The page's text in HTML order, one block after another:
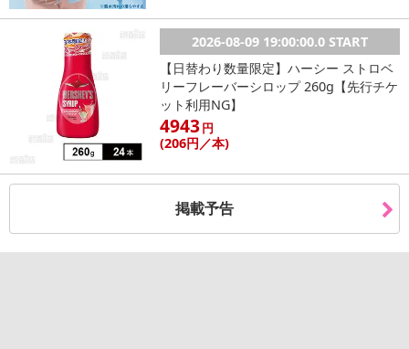
2026-08-09 19:00:00.0 START
【日替わり数量限定】ハーシー ストロベ
リーフレーバーシロップ 260g【先行チケ
ット利用NG】
4943円
(206円 ／本)
掲載予告